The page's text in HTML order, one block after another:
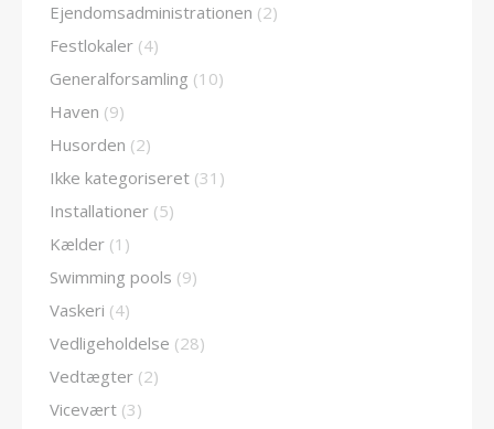
Ejendomsadministrationen (2)
Festlokaler (4)
Generalforsamling (10)
Haven (9)
Husorden (2)
Ikke kategoriseret (31)
Installationer (5)
Kælder (1)
Swimming pools (9)
Vaskeri (4)
Vedligeholdelse (28)
Vedtægter (2)
Vicevært (3)